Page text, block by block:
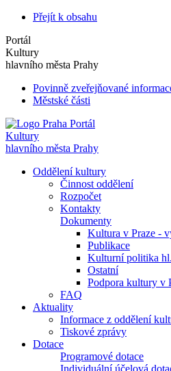
Přejít k obsahu
Portál
Kultury
hlavního města Prahy
Povinně zveřejňované
Městské části
Portál
Kultury
hlavního města Prahy
Oddělení kultury
Činnost oddělení
Rozpočet
Kontakty
Dokumenty
Kultura v Praze -
Publikace
Kulturní politika
Ostatní
Podpora kultury v
FAQ
Aktuality
Informace z oddělení
Tiskové zprávy
Dotace
Programové dotace
Individuální účelová